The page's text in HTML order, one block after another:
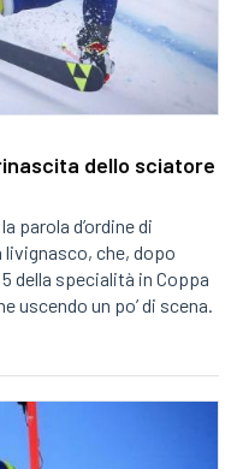
dello sciatore
parola d’ordine di
che, dopo
della specialità in Coppa
uscendo un po’ di scena.